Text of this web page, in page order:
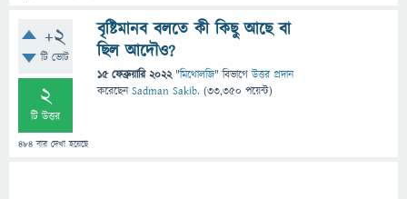
+2
টি ভোট
2
টি উত্তর
484 বার দেখা হয়েছে
বৃষ্টিমানব বলতে কী কিছু আছে বা
ছিল আদৌও?
15 ফেব্রুয়ারি 2022 "মিথোলজি" বিভাগে উত্তর প্রদান
করেছেনSadman Sakib. (33,350 পয়েন্ট)